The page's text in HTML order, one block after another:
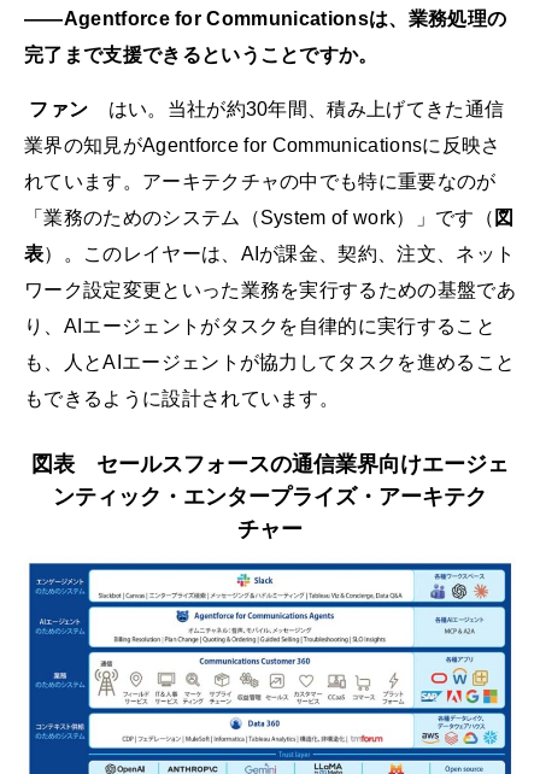
——Agentforce for Communicationsは、業務処理の
完了まで支援できるということですか。
ファン はい。当社が約30年間、積み上げてきた通信
業界の知見がAgentforce for Communicationsに反映さ
れています。アーキテクチャの中でも特に重要なのが
「業務のためのシステム（System of work）」です（ 図
表）。このレイヤーは、AIが課金、契約、注文、ネット
ワーク設定変更といった業務を実行するための基盤であ
り、AIエージェントがタスクを自律的に実行すること
も、人とAIエージェントが協力してタスクを進めること
もできるように設計されています。
図表 セールスフォースの通信業界向けエージェ
ンティック・エンタープライズ・アーキテク
チャー